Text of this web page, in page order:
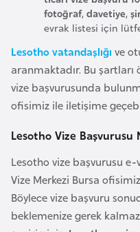
fotoğraf, davetiye,
evrak listesi için
Lesotho vatandaşlığı ve
aranmaktadır. Bu
vize başvurusunda
ofisimiz ile iletişime
Lesotho Vize Başvurusu
Lesotho vize başvurusu
Vize Merkezi Bursa
Böylece vize başvuru
beklemenize gerek
r
k
i
n
F
a
s
o